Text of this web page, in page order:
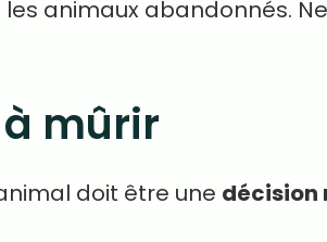
animaux abandonnés.
mûrir
doit être une décision